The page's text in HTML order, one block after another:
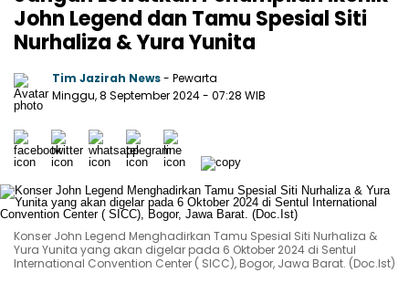
John Legend dan Tamu Spesial Siti
Nurhaliza & Yura Yunita
Tim Jazirah News- Pewarta
Minggu, 8 September 2024- 07:28 WIB
Konser John Legend Menghadirkan Tamu Spesial Siti Nurhaliza &
Yura Yunita yang akan digelar pada 6 Oktober 2024 di Sentul
International Convention Center ( SICC), Bogor, Jawa Barat. (Doc.Ist)